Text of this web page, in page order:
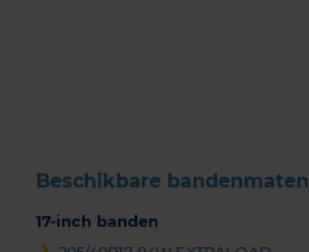
Beschikbare bandenmaten
17-inch banden